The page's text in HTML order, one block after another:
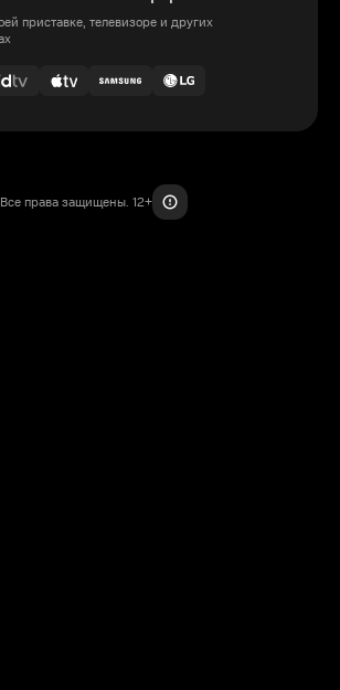
приставке, телевизоре и других
права защищены. 12+